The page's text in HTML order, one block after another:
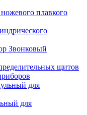
плавкого
Звонковый
щитов
для